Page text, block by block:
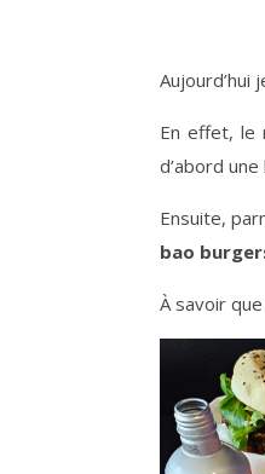
Aujourd’hui
En effet, le
d’abord
Ensuite,
bao
À savoir